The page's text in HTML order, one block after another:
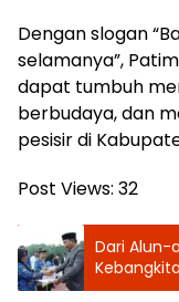
Dengan slogan
selamanya”,
dapat tumbuh
berbudaya, dan
pesisir di
Post Views: 32
Dari Alun-
Deli